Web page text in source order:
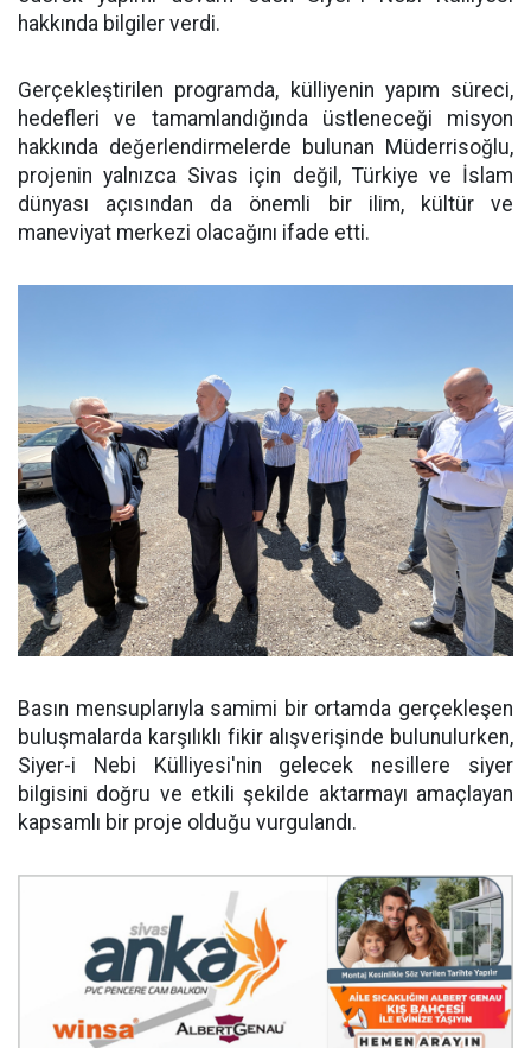
hakkında bilgiler verdi.
Gerçekleştirilen programda, külliyenin yapım süreci,
hedefleri ve tamamlandığında üstleneceği misyon
hakkında değerlendirmelerde bulunan Müderrisoğlu,
projenin yalnızca Sivas için değil, Türkiye ve İslam
dünyası açısından da önemli bir ilim, kültür ve
maneviyat merkezi olacağını ifade etti.
Basın mensuplarıyla samimi bir ortamda gerçekleşen
buluşmalarda karşılıklı fikir alışverişinde bulunulurken,
Siyer-i Nebi Külliyesi'nin gelecek nesillere siyer
bilgisini doğru ve etkili şekilde aktarmayı amaçlayan
kapsamlı bir proje olduğu vurgulandı.